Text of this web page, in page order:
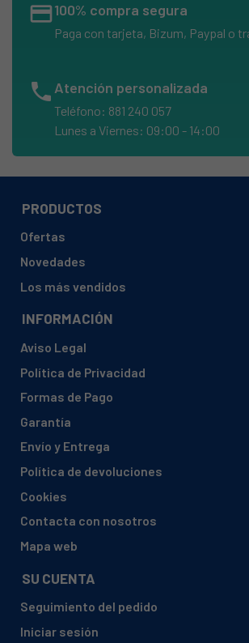
credit_card100% compra segura
Paga con tarjeta, Bizum, Paypal o
phone Atención personalizada
Teléfono: 881 240 057
Lunes a Viernes: 09:00 - 14:00
PRODUCTOS
Ofertas
Novedades
Los más vendidos
INFORMACIÓN
Aviso Legal
Política de Privacidad
Formas de Pago
Garantía
Envío y Entrega
Política de devoluciones
Cookies
Contacta con nosotros
Mapa web
SU CUENTA
Seguimiento del pedido
Iniciar sesión